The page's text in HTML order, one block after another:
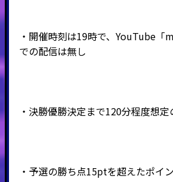
・開催時刻は19時で、YouTube「
での配信は無し
・決勝優勝決定まで120分程度想
・予選の勝ち点15ptを超えたポイ